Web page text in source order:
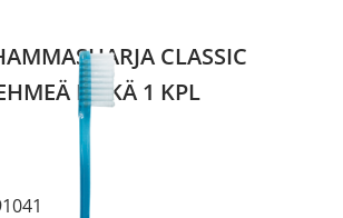
CLASSIC
PITKÄ 1 KPL